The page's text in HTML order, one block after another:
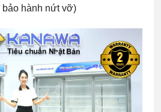
bảo hành nứt vỡ)